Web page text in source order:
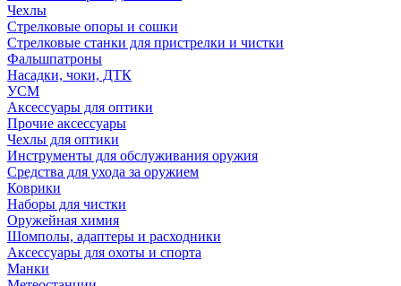
Чехлы
Стрелковые опоры и сошки
Стрелковые станки для пристрелки и чистки
Фальшпатроны
Насадки, чоки, ДТК
УСМ
Аксессуары для оптики
Прочие аксессуары
Чехлы для оптики
Инструменты для обслуживания оружия
Средства для ухода за оружием
Коврики
Наборы для чистки
Оружейная химия
Шомполы, адаптеры и расходники
Аксессуары для охоты и спорта
Манки